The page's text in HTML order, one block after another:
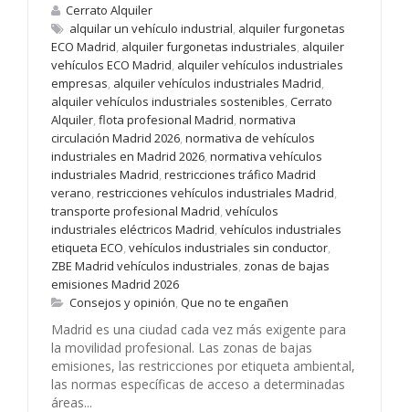
Cerrato Alquiler
alquilar un vehículo industrial alquiler furgonetas
ECO Madrid alquiler furgonetas industriales alquiler
vehículos ECO Madrid alquiler vehículos industriales
empresas alquiler vehículos industriales Madrid
alquiler vehículos industriales sostenibles Cerrato
Alquiler flota profesional Madrid normativa
circulación Madrid 2026 normativa de vehículos
industriales en Madrid 2026 normativa vehículos
industriales Madrid restricciones tráfico Madrid
verano restricciones vehículos industriales Madrid
transporte profesional Madrid vehículos
industriales eléctricos Madrid vehículos industriales
etiqueta ECO vehículos industriales sin conductor
ZBE Madrid vehículos industriales zonas de bajas
emisiones Madrid 2026
Consejos y opinión Que no te engañen
Madrid es una ciudad cada vez más exigente para
la movilidad profesional. Las zonas de bajas
emisiones, las restricciones por etiqueta ambiental,
las normas específicas de acceso a determinadas
áreas...